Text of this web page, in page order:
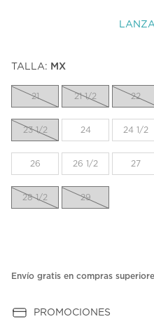
TALLA: MX
21 21 1/2 22
23 1/2 24 24 1/2
26 26 1/2 27
28 1/2 29
Envío gratis en compras
PROMOCIONES